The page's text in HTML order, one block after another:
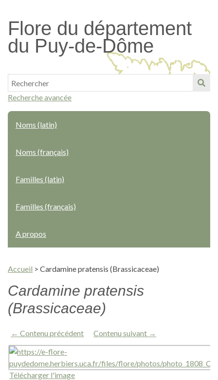
contenu
principal
Flore du département
du Puy-de-Dôme
Recherche avancée
Noms (latin)
Noms (français)
Familles (latin)
Familles (français)
A propos
Accueil > Cardamine pratensis (Brassicaceae)
Cardamine pratensis
(Brassicaceae)
← Contenu précédent Contenu suivant →
Télécharger l'image